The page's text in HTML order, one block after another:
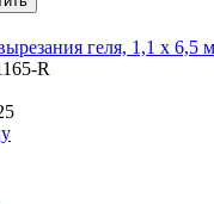
геля, 1,1 x 6,5
R